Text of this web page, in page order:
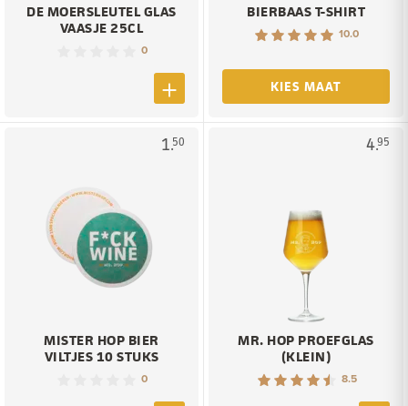
DE MOERSLEUTEL GLAS
VAASJE 25CL
0
BIERBAAS T-SHIRT
10.0
KIES MAAT
1.50
MISTER HOP BIER
VILTJES 10 STUKS
0
4.95
MR. HOP PROEFGLAS
(KLEIN)
8.5